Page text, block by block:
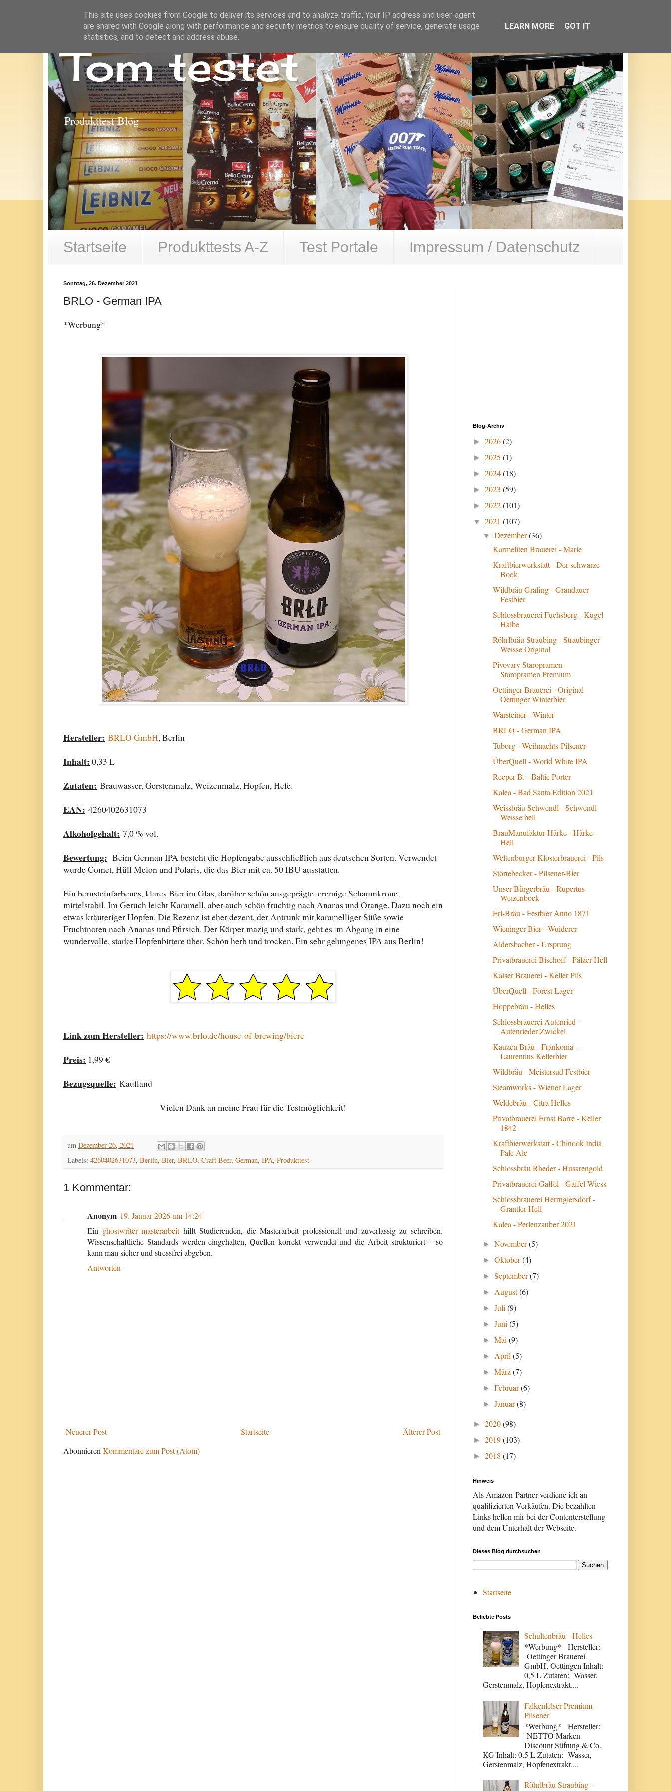
Tom testet
Produkttest Blog
Startseite Produkttests A-Z Test Portale Impressum / Datenschutz
Sonntag, 26. Dezember 2021
BRLO - German IPA
*Werbung*
Hersteller: BRLO GmbH, Berlin
Inhalt: 0,33 L
Zutaten: Brauwasser, Gerstenmalz, Weizenmalz, Hopfen, Hefe.
EAN: 4260402631073
Alkoholgehalt: 7,0 % vol.
Bewertung: Beim German IPA besteht die Hopfengabe ausschließlich aus deutschen Sorten. Verwendet
wurde Comet, Hüll Melon und Polaris, die das Bier mit ca. 50 IBU ausstatten.
Ein bernsteinfarbenes, klares Bier im Glas, darüber schön ausgeprägte, cremige Schaumkrone,
mittelstabil. Im Geruch leicht Karamell, aber auch schön fruchtig nach Ananas und Orange. Dazu noch ein
etwas kräuteriger Hopfen. Die Rezenz ist eher dezent, der Antrunk mit karamelliger Süße sowie
Fruchtnoten nach Ananas und Pfirsich. Der Körper mazig und stark, geht es im Abgang in eine
wundervolle, starke Hopfenbittere über. Schön herb und trocken. Ein sehr gelungenes IPA aus Berlin!
Link zum Hersteller: https://www.brlo.de/house-of-brewing/biere
Preis: 1,99 €
Bezugsquelle: Kaufland
Vielen Dank an meine Frau für die Testmöglichkeit!
um Dezember 26, 2021
Labels: 4260402631073, Berlin, Bier, BRLO, Craft Beer, German, IPA, Produkttest
1 Kommentar:
Anonym 19. Januar 2026 um 14:24
Ein ghostwriter masterarbeithilft Studierenden, die Masterarbeit professionell und zuverlassig zu schreiben.
Wissenschaftliche Standards werden eingehalten, Quellen korrekt verwendet und die Arbeit strukturiert – so
kann man sicher und stressfrei abgeben.
Antworten
Neuerer Post Älterer Post
Startseite
AbonnierenKommentare zum Post (Atom)
Blog-Archiv
► 2026(2)
► 2025 (1)
► 2024(18)
► 2023 (59)
► 2022(101)
▼ 2021 (107)
▼Dezember(36)
Karmeliten Brauerei - Marie
Kraftbierwerkstatt - Der schwarze
Bock
Wildbräu Grafing - Grandauer
Festbier
Schlossbrauerei Fuchsberg - Kugel
Halbe
Röhrlbräu Straubing - Straubinger
Weisse Original
Pivovary Staropramen -
Staropramen Premium
Oettinger Brauerei - Original
Oettinger Winterbier
Warsteiner - Winter
BRLO - German IPA
Tuborg - Weihnachts-Pilsener
ÜberQuell - World White IPA
Reeper B. - Baltic Porter
Kalea - Bad Santa Edition 2021
Weissbräu Schwendl - Schwendl
Weisse hell
BrauManufaktur Härke - Härke
Hell
Weltenburger Klosterbrauerei - Pils
Störtebecker - Pilsener-Bier
Unser Bürgerbräu - Rupertus
Weizenbock
Erl-Bräu - Festbier Anno 1871
Wieninger Bier - Wuiderer
Aldersbacher - Ursprung
Privatbrauerei Bischoff - Pälzer Hell
Kaiser Brauerei - Keller Pils
ÜberQuell - Forest Lager
Hoppebräu - Helles
Schlossbrauerei Autenried -
Autenrieder Zwickel
Kauzen Bräu - Frankonia -
Laurentius Kellerbier
Wildbräu - Meistersud Festbier
Steamworks - Wiener Lager
Weldebräu - Citra Helles
Privatbrauerei Ernst Barre - Keller
1842
Kraftbierwerkstatt - Chinook India
Pale Ale
Schlossbräu Rheder - Husarengold
Privatbrauerei Gaffel - Gaffel Wiess
Schlossbrauerei Herrngiersdorf -
Grantler Hell
Kalea - Perlenzauber 2021
►November(5)
►Oktober(4)
►September(7)
► August(6)
►Juli(9)
►Juni(5)
►Mai(9)
► April(5)
►März(7)
►Februar(6)
►Januar(8)
► 2020(98)
► 2019(103)
► 2018 (17)
Hinweis
Als Amazon-Partner verdiene ich an
qualifizierten Verkäufen. Die bezahlten
Links helfen mir bei der Contenterstellung
und dem Unterhalt der Webseite.
Dieses Blog durchsuchen
Startseite
Beliebte Posts
Schultenbräu - Helles
*Werbung* Hersteller:
Oettinger Brauerei
GmbH, Oettingen Inhalt:
0,5 L Zutaten: Wasser,
Gerstenmalz, Hopfenextrakt....
Falkenfelser Premium
Pilsener
*Werbung* Hersteller:
NETTO Marken-
Discount Stiftung & Co.
KG Inhalt: 0,5 L Zutaten: Wasser,
Gerstenmalz, Hopfenextrakt....
Röhrlbräu Straubing -
This site uses cookies from Google to deliver its services and to analyze traffic. Your IP address and user-agent
are shared with Google along with performance and security metrics to ensure quality of service, generate usage
statistics, and to detect and address abuse.
LEARN MORE GOT IT